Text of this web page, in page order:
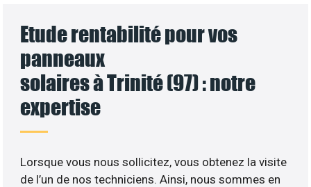
Etude rentabilité pour vos
panneaux
solaires à Trinité (97) : notre
expertise
Lorsque vous nous sollicitez, vous obtenez la visite
de l’un de nos techniciens. Ainsi, nous sommes en